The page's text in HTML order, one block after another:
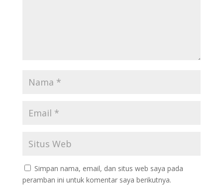
Simpan nama, email, dan situs web saya pada
peramban ini untuk komentar saya berikutnya.